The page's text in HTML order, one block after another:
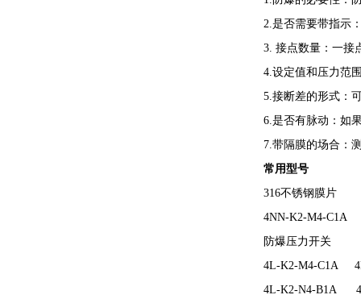
2.是否需要带指示
3. 接点数量：一接
4.设定值和压力范
5.接断差的形式：
6.是否有脉动：如
7.带隔膜的场合：
常用型号
316不锈钢膜片
4NN-K2-M4-
防爆压力开关
4L-K2-M4-C1A
4L-K2-N4-B1A